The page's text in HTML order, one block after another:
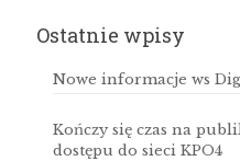
Ostatnie wpisy
Nowe informacje ws
Kończy się czas na
dostępu do sieci KPO4